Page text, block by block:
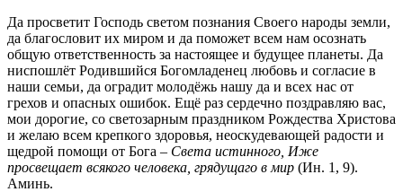
Да просветит Господь светом познания Своего народы земли,
да благословит их миром и да поможет всем нам осознать
общую ответственность за настоящее и будущее планеты. Да
ниспошлёт Родившийся Богомладенец любовь и согласие в
наши семьи, да оградит молодёжь нашу да и всех нас от
грехов и опасных ошибок. Ещё раз сердечно поздравляю вас,
мои дорогие, со светозарным праздником Рождества Христова
и желаю всем крепкого здоровья, неоскудевающей радости и
щедрой помощи от Бога – Света истинного, Иже
просвещает всякого человека, грядущаго в мир (Ин. 1, 9).
Аминь.